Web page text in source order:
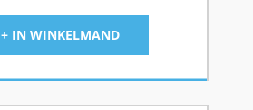
+ IN WINKELMAND